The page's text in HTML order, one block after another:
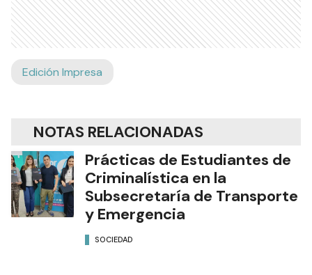
Edición Impresa
NOTAS RELACIONADAS
Prácticas de Estudiantes de
Criminalística en la
Subsecretaría de Transporte
y Emergencia
SOCIEDAD